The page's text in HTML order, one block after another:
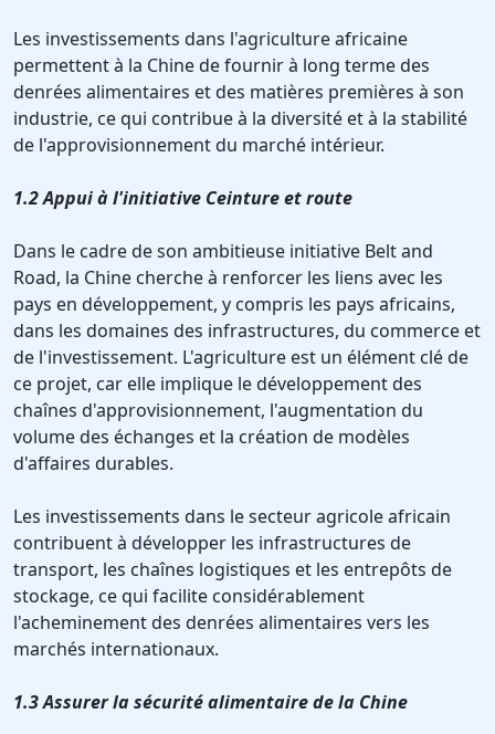
Les investissements dans l'agriculture africaine
permettent à la Chine de fournir à long terme des
denrées alimentaires et des matières premières à son
industrie, ce qui contribue à la diversité et à la stabilité
de l'approvisionnement du marché intérieur.
1.2 Appui à l'initiative Ceinture et route
Dans le cadre de son ambitieuse initiative Belt and
Road, la Chine cherche à renforcer les liens avec les
pays en développement, y compris les pays africains,
dans les domaines des infrastructures, du commerce et
de l'investissement. L'agriculture est un élément clé de
ce projet, car elle implique le développement des
chaînes d'approvisionnement, l'augmentation du
volume des échanges et la création de modèles
d'affaires durables.
Les investissements dans le secteur agricole africain
contribuent à développer les infrastructures de
transport, les chaînes logistiques et les entrepôts de
stockage, ce qui facilite considérablement
l'acheminement des denrées alimentaires vers les
marchés internationaux.
1.3 Assurer la sécurité alimentaire de la Chine